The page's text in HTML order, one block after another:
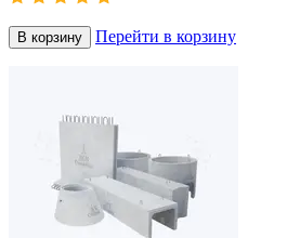
В корзину Перейти в корзину